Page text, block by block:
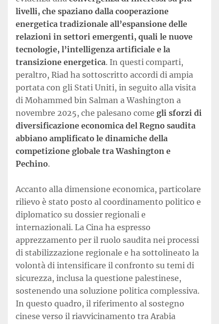
livelli, che spaziano dalla cooperazione
energetica tradizionale all’espansione delle
relazioni in settori emergenti, quali le nuove
tecnologie, l’intelligenza artificiale e la
transizione energetica. In questi comparti,
peraltro, Riad ha sottoscritto accordi di ampia
portata con gli Stati Uniti, in seguito alla visita
di Mohammed bin Salman a Washington a
novembre 2025, che palesano come gli sforzi di
diversificazione economica del Regno saudita
abbiano amplificato le dinamiche della
competizione globale tra Washington e
Pechino.
Accanto alla dimensione economica, particolare
rilievo è stato posto al coordinamento politico e
diplomatico su dossier regionali e
internazionali. La Cina ha espresso
apprezzamento per il ruolo saudita nei processi
di stabilizzazione regionale e ha sottolineato la
volontà di intensificare il confronto su temi di
sicurezza, inclusa la questione palestinese,
sostenendo una soluzione politica complessiva.
In questo quadro, il riferimento al sostegno
cinese verso il riavvicinamento tra Arabia